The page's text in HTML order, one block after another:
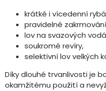
krátké i vícedenní
pravidelné
lov na svazových
soukromé revíry,
selektivní lov velkých
Díky dlouhé trvanlivosti je
okamžitému použití a